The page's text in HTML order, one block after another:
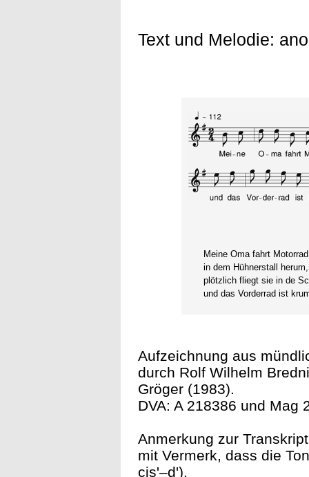
Text und Melodie:
Meine Oma fahrt Motorrad
in dem Hühnerstall herum,
plötzlich fliegt sie in de
und das Vorderrad ist
Aufzeichnung aus
durch Rolf Wilhelm
Gröger (1983).
DVA: A 218386 und Mag
Anmerkung zur
mit Vermerk, dass die
cis'–d').